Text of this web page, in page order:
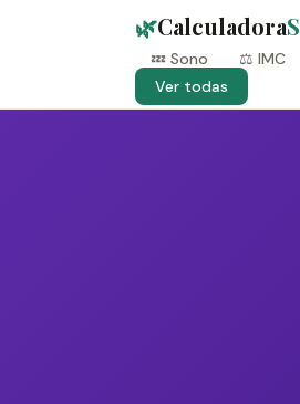
🌿Calculadora
💤 Sono ⚖️ IMC
Ver todas